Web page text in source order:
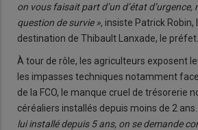
on vous faisait part d’un d’état
question de survie », insiste Patrick Robin,
destination de Thibault Lanxade, le préfet.
À tour de rôle, les agriculteurs exposent
les impasses techniques notamment
de la FCO, le manque cruel de trésorerie
céréaliers installés depuis moins de 2 ans.
lui installé depuis 5 ans, on se demande